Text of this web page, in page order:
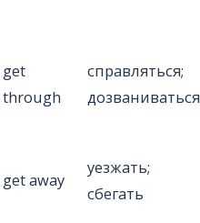
get
through
справляться;
дозваниваться
get away
уезжать;
сбегать